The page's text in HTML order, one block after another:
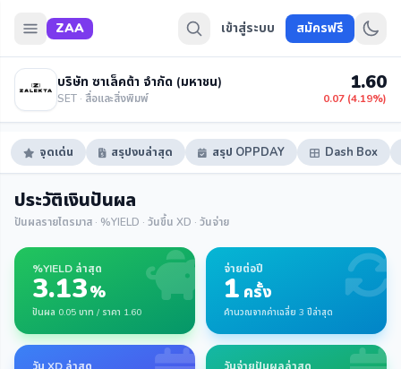
ZAA เข้าสู่ระบบ สมัครฟรี
บริษัท ซาเล็คต้า จำกัด (มหาชน)
SET · สื่อและสิ่งพิมพ์
1.60
0.07 (4.19%)
จุดเด่น สรุปงบล่าสุด สรุป OPPDAY Dash Box
ประวัติเงินปันผล
ปันผลรายไตรมาส · %YIELD · วันขึ้น XD · วันจ่าย
%YIELD ล่าสุด
3.13%
ปันผล 0.05 บาท / ราคา 1.60
จ่ายต่อปี
1 ครั้ง
คำนวณจากค่าเฉลี่ย 3 ปีล่าสุด